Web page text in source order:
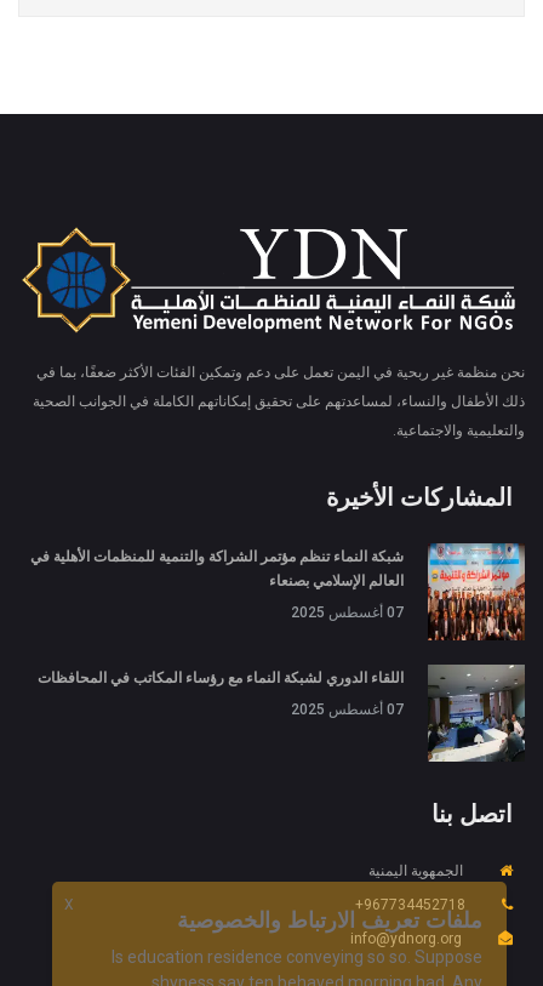
نحن منظمة غير ربحية في اليمن تعمل على دعم وتمكين الفئات الأكثر ضعفًا، بما في
ذلك الأطفال والنساء، لمساعدتهم على تحقيق إمكاناتهم الكاملة في الجوانب الصحية
والتعليمية والاجتماعية.
المشاركات الأخيرة
شبكة النماء تنظم مؤتمر الشراكة والتنمية للمنظمات الأهلية في
العالم الإسلامي بصنعاء
07 أغسطس 2025
اللقاء الدوري لشبكة النماء مع رؤساء المكاتب في المحافظات
07 أغسطس 2025
اتصل بنا
الجمهوية اليمنية
967734452718+
info@ydnorg.org
X ملفات تعريف الارتباط والخصوصية
Is education residence conveying so so. Suppose